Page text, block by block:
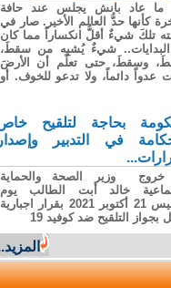
بانش يجلس عند حافة
كأنها حدُّ العالم الأخير. صار في
تلكَ شيءٌ أقلُّ انكساراً مما كان
شيءٌ يُشبِه من سقطَ،
وسقطَ، حتى تعلّم أن الأرضَ
دائماً، ولا تدعو للخوف. أو
بحاجة لتلقيح خاص
في التدبير وإصدار
وزير الصحة والحماية
خالد أبت الطالب يوم
الخميس 21 أكتوبر 2021 بقرار اجبارية
بجواز التلقيح ضد كوفيد 19
المزيد...